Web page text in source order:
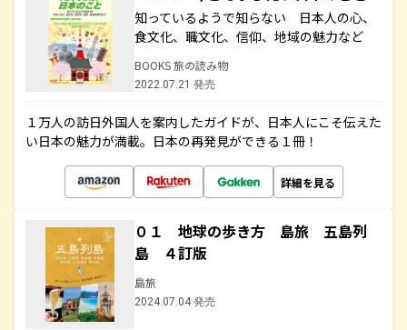
知っているようで知らない 日本人の心、
食文化、職文化、信仰、地域の魅力など
BOOKS 旅の読み物
2022.07.21 発売
１万人の訪日外国人を案内したガイドが、日本人にこそ伝えた
い日本の魅力が満載。日本の再発見ができる１冊！
詳細を見る
０１ 地球の歩き方 島旅 五島列
島 ４訂版
島旅
2024.07.04 発売